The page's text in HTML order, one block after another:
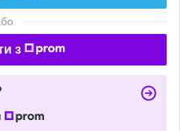
з